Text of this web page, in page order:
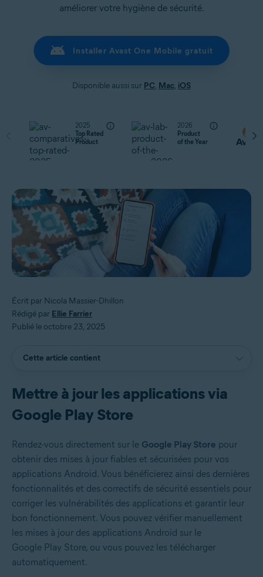
améliorer votre hygiène de sécurité.
Installer Avast One Mobile gratuit
Disponible aussi sur PC, Mac, iOS
2025
Top Rated
Product
2026
Product
of the Year
Écrit par Nicola Massier-Dhillon
Rédigé par Ellie Farrier
Publié le octobre 23, 2025
Cette article contient
Mettre à jour les applications via
Google Play Store
Rendez-vous directement sur le Google Play Store pour
obtenir des mises à jour fiables et sécurisées pour vos
applications Android. Vous bénéficierez ainsi des dernières
fonctionnalités et des correctifs de sécurité essentiels pour
corriger les vulnérabilités des applications et garantir leur
bon fonctionnement. Vous pouvez vérifier manuellement
les mises à jour des applications Android sur le
Google Play Store, ou vous pouvez les télécharger
automatiquement.